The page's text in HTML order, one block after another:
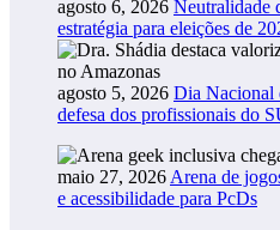
agosto 6, 2026 Neutralidade
estratégia para eleições de
agosto 5, 2026 Dia Nacional
defesa dos profissionais do
maio 27, 2026 Arena de
e acessibilidade para PcDs